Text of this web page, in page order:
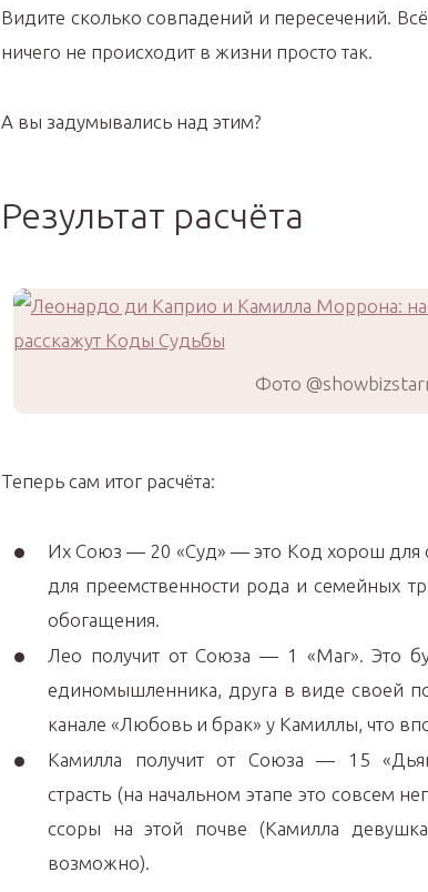
Видите сколько совпадений и пересечений.
ничего не происходит в жизни просто так.
А вы задумывались над этим?
Результат расчёта
Фото
Теперь сам итог расчёта:
Их Союз — 20 «Суд» — это Код хорош для
для преемственности рода и семейных
обогащения.
Лео получит от Союза — 1 «Маг». Это
единомышленника, друга в виде своей
канале «Любовь и брак» у Камиллы, что
Камилла получит от Союза — 15
страсть (на начальном этапе это совсем
ссоры на этой почве (Камилла
возможно).